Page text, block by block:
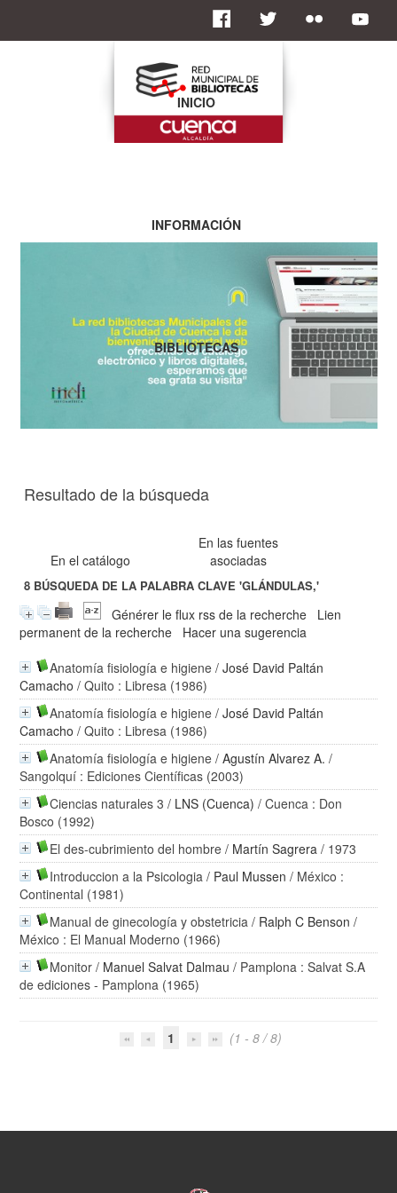
Resultado de la búsqueda
En el catálogo
En las fuentes
asociadas
8 BÚSQUEDA DE LA PALABRA CLAVE'GLÁNDULAS,'
Générer le flux rss de la recherche
Lien
permanent de la recherche
Hacer una sugerencia
Anatomía fisiología e higiene /José David Paltán
Camacho / Quito : Libresa (1986)
Anatomía fisiología e higiene /José David Paltán
Camacho / Quito : Libresa (1986)
Anatomía fisiología e higiene /Agustín Alvarez A. /
Sangolquí : Ediciones Científicas (2003)
Ciencias naturales 3 / LNS (Cuenca) / Cuenca : Don
Bosco (1992)
El des-cubrimiento del hombre / Martín Sagrera / 1973
Introduccion a la Psicologia / Paul Mussen / México :
Continental (1981)
Manual de ginecología y obstetricia / Ralph C Benson /
México : El Manual Moderno (1966)
Monitor / Manuel Salvat Dalmau / Pamplona : Salvat S.A
de ediciones - Pamplona (1965)
1 (1 - 8 / 8)
INICIO
INFORMACIÓN
BIBLIOTECAS